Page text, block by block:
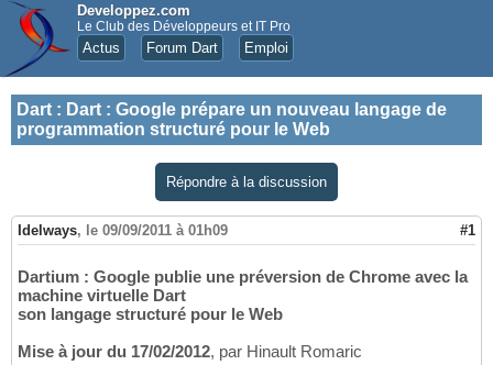
Developpez.com
Le Club des Développeurs et IT Pro
Actus Forum Dart Emploi
Dart : Dart : Google prépare un nouveau langage de
programmation structuré pour le Web
Répondre à la discussion
Idelways, le 09/09/2011 à 01h09 #1
Dartium : Google publie une préversion de Chrome avec la
machine virtuelle Dart
son langage structuré pour le Web
Mise à jour du 17/02/2012, par Hinault Romaric